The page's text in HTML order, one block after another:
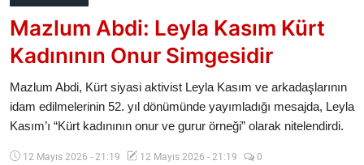
Bölgeler
Güncel
Analiz
Mazlum Abdi: Leyla Kasım Kürt
Kadınının Onur Simgesidir
Mazlum Abdi, Kürt siyasi aktivist Leyla Kasım ve arkadaşlarının
idam edilmelerinin 52. yıl dönümünde yayımladığı mesajda, Leyla
Kasım’ı “Kürt kadınının onur ve gurur örneği” olarak nitelendirdi.
12 Mayıs 2026 - 21:19 12 Mayıs 2026 - 21:19 0